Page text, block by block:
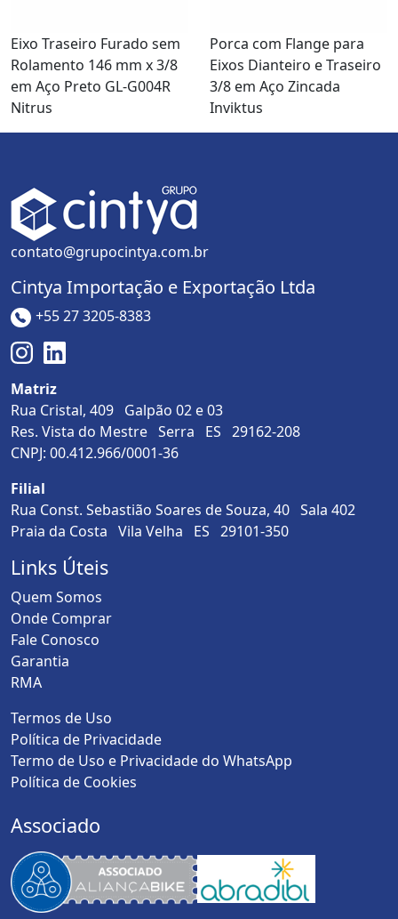
Eixo Traseiro Furado sem
Rolamento 146 mm x 3/8
em Aço Preto GL-G004R
Nitrus
Porca com Flange para
Eixos Dianteiro e Traseiro
3/8 em Aço Zincada
Inviktus
contato@grupocintya.com.br
Cintya Importação e Exportação Ltda
+55 27 3205-8383
Matriz
Rua Cristal, 409 Galpão 02 e 03
Res. Vista do Mestre Serra ES 29162-208
CNPJ: 00.412.966/0001-36
Filial
Rua Const. Sebastião Soares de Souza, 40 Sala 402
Praia da Costa Vila Velha ES 29101-350
Links Úteis
Quem Somos
Onde Comprar
Fale Conosco
Garantia
RMA
Termos de Uso
Política de Privacidade
Termo de Uso e Privacidade do WhatsApp
Política de Cookies
Associado